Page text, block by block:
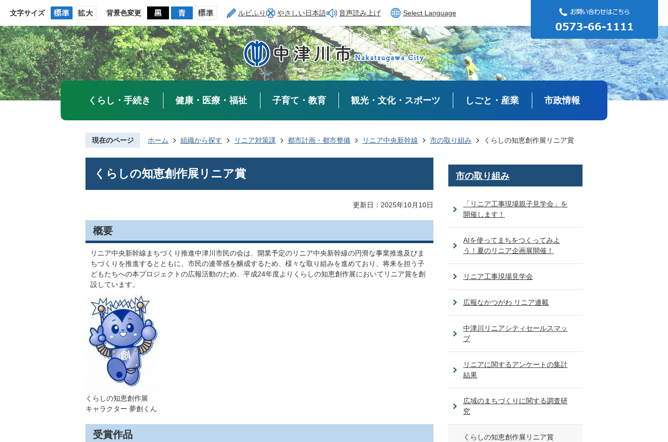
文字サイズ 背景色変更 ルビふり やさしい日本語 音声読み上げ Select Language
くらし・手続き 健康・医療・福祉 子育て・教育 観光・文化・スポーツ しごと・産業 市政情報
現在のページ ホーム 組織から探す リニア対策課 都市計画・都市整備 リニア中央新幹線 市の取り組み くらしの知恵創作展リニア賞
くらしの知恵創作展リニア賞
更新日：2025年10月10日
概要
リニア中央新幹線まちづくり推進中津川市民の会は、開業予定のリニア中央新幹線の円滑な事業推進及びま
ちづくりを推進するとともに、市民の連帯感を醸成するため、様々な取り組みを進めており、将来を担う子
どもたちへの本プロジェクトの広報活動のため、平成24年度よりくらしの知恵創作展においてリニア賞を創
設しています。
くらしの知恵創作展
キャラクター 夢創くん
受賞作品
市の取り組み
「リニア工事現場親子見学会」を
開催します！
AIを使ってまちをつくってみよ
う！夏のリニア企画展開催！
リニア工事現場見学会
広報なかつがわ リニア連載
中津川リニアシティセールスマッ
プ
リニアに関するアンケートの集計
結果
広域のまちづくりに関する調査研
究
くらしの知恵創作展リニア賞